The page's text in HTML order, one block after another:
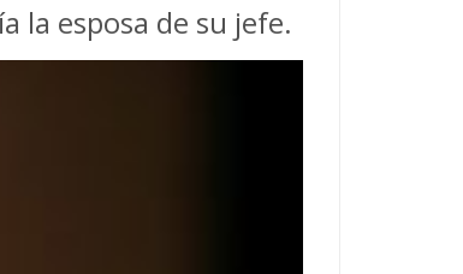
la esposa de su jefe.